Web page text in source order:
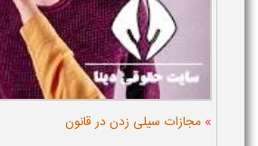
» مجازات سیلی زدن در قانون